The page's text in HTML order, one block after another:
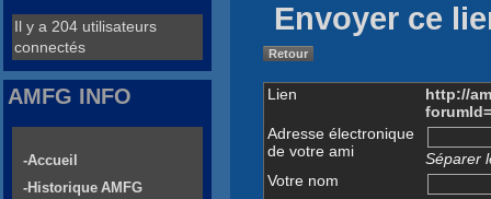
Envoyer ce
Retour
Lien
http://
Adresse électronique
de votre ami
Séparer
Votre nom
Il y a 204 utilisateurs
connectés
AMFG INFO
-Accueil
-Historique AMFG